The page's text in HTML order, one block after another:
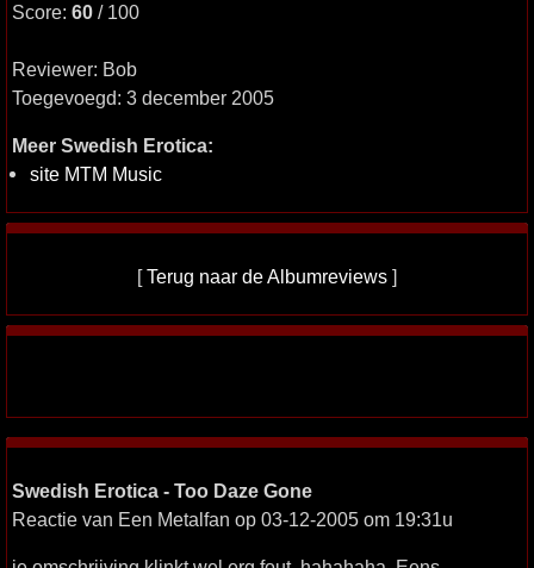
Score: 60 / 100
Reviewer: Bob
Toegevoegd: 3 december 2005
Meer Swedish Erotica:
site MTM Music
[Terug naar de Albumreviews ]
Swedish Erotica - Too Daze Gone
Reactie van Een Metalfan op 03-12-2005 om 19:31u